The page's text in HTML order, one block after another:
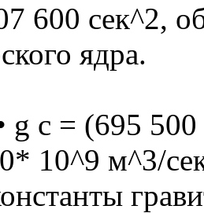
600 сек^2,
ядра.
g с = (695
10^9 м^3/